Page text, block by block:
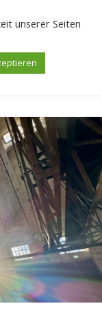
unserer Seiten